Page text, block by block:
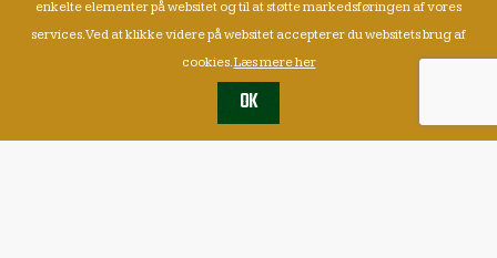
enkelte elementer på websitet og til at støtte markedsføringen af vores
services. Ved at klikke videre på websitet accepterer du websitets brug af
cookies.Læs mere her
OK